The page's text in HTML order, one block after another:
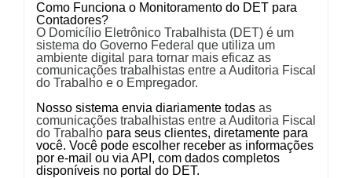
Como Funciona o Monitoramento do DET para
Contadores?
O Domicílio Eletrônico Trabalhista (DET) é um
sistema do Governo Federal que utiliza um
ambiente digital para tornar mais eficaz as
comunicações trabalhistas entre a Auditoria Fiscal
do Trabalho e o Empregador.
Nosso sistema envia diariamente todas as
comunicações trabalhistas entre a Auditoria Fiscal
do Trabalho para seus clientes, diretamente para
você. Você pode escolher receber as informações
por e-mail ou via API, com dados completos
disponíveis no portal do DET.